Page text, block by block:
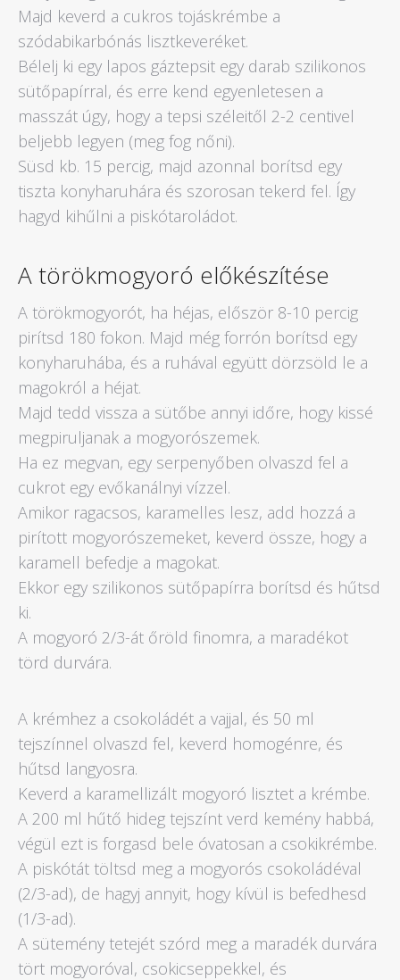
Majd keverd a cukros tojáskrémbe a
szódabikarbónás lisztkeveréket.
Bélelj ki egy lapos gáztepsit egy darab szilikonos
sütőpapírral, és erre kend egyenletesen a
masszát úgy, hogy a tepsi széleitől 2-2 centivel
beljebb legyen (meg fog nőni).
Süsd kb. 15 percig, majd azonnal borítsd egy
tiszta konyharuhára és szorosan tekerd fel. Így
hagyd kihűlni a piskótaroládot.
A törökmogyoró előkészítése
A törökmogyorót, ha héjas, először 8-10 percig
pirítsd 180 fokon. Majd még forrón borítsd egy
konyharuhába, és a ruhával együtt dörzsöld le a
magokról a héjat.
Majd tedd vissza a sütőbe annyi időre, hogy kissé
megpiruljanak a mogyorószemek.
Ha ez megvan, egy serpenyőben olvaszd fel a
cukrot egy evőkanálnyi vízzel.
Amikor ragacsos, karamelles lesz, add hozzá a
pirított mogyorószemeket, keverd össze, hogy a
karamell befedje a magokat.
Ekkor egy szilikonos sütőpapírra borítsd és hűtsd
ki.
A mogyoró 2/3-át őröld finomra, a maradékot
törd durvára.
A krémhez a csokoládét a vajjal, és 50 ml
tejszínnel olvaszd fel, keverd homogénre, és
hűtsd langyosra.
Keverd a karamellizált mogyoró lisztet a krémbe.
A 200 ml hűtő hideg tejszínt verd kemény habbá,
végül ezt is forgasd bele óvatosan a csokikrémbe.
A piskótát töltsd meg a mogyorós csokoládéval
(2/3-ad), de hagyj annyit, hogy kívül is befedhesd
(1/3-ad).
A sütemény tetejét szórd meg a maradék durvára
tört mogyoróval, csokicseppekkel, és